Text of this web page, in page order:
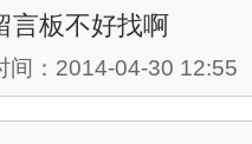
言板不好找啊
间：2014-04-30 12:55